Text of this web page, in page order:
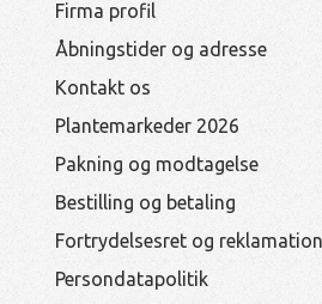
Firma profil
Åbningstider og adresse
Kontakt os
Plantemarkeder 2026
Pakning og modtagelse
Bestilling og betaling
Fortrydelsesret og reklamation
Persondatapolitik